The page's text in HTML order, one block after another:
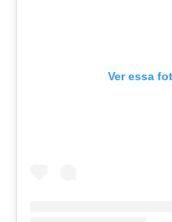
Ver essa